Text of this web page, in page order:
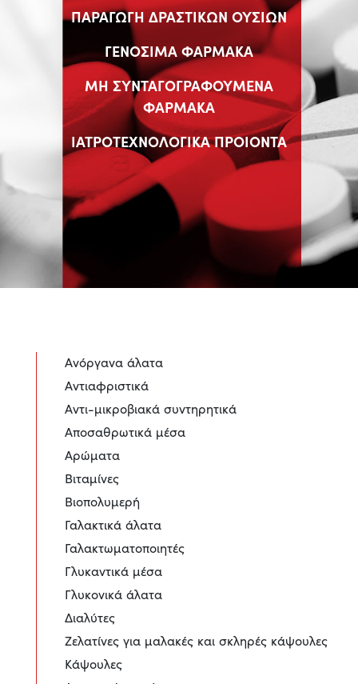
ΠΑΡΑΓΩΓΗ ΔΡΑΣΤΙΚΩΝ ΟΥΣΙΩΝ
ΓΕΝΟΣΙΜΑ ΦΑΡΜΑΚΑ
ΜΗ ΣΥΝΤΑΓΟΓΡΑΦΟΥΜΕΝΑ
ΦΑΡΜΑΚΑ
ΙΑΤΡΟΤΕΧΝΟΛΟΓΙΚΑ ΠΡΟΙΟΝΤΑ
Ανόργανα άλατα
Αντιαφριστικά
Αντι-μικροβιακά συντηρητικά
Αποσαθρωτικά μέσα
Αρώματα
Βιταμίνες
Βιοπολυμερή
Γαλακτικά άλατα
Γαλακτωματοποιητές
Γλυκαντικά μέσα
Γλυκονικά άλατα
Διαλύτες
Ζελατίνες για μαλακές και σκληρές κάψουλες
Κάψουλες